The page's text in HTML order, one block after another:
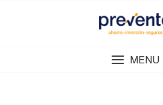
MENU